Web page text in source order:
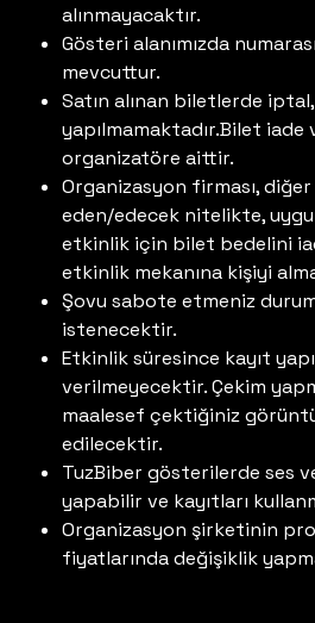
alınmayacaktır.
Gösteri alanımızda
mevcuttur.
Satın alınan biletlerde
yapılmamaktadır.Bilet iade
organizatöre aittir.
Organizasyon firması,
eden/edecek nitelikte,
etkinlik için bilet bedelini
etkinlik mekanına kişiyi
Şovu sabote etmeniz
istenecektir.
Etkinlik süresince kayıt
verilmeyecektir. Çekim
maalesef çektiğiniz
edilecektir.
TuzBiber gösterilerde ses
yapabilir ve kayıtları
Organizasyon şirketinin
fiyatlarında değişiklik